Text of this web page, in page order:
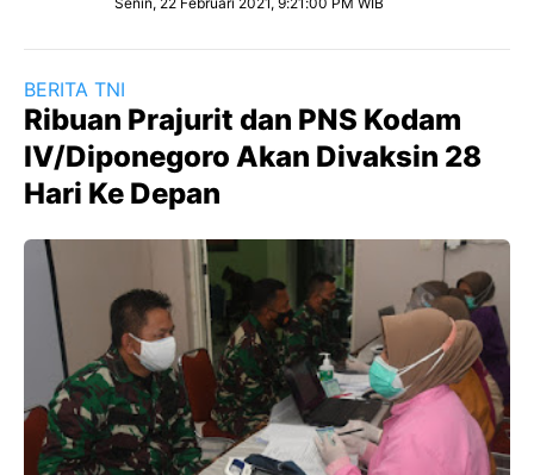
BERITA TNI
Ribuan Prajurit dan PNS Kodam
IV/Diponegoro Akan Divaksin 28
Hari Ke Depan